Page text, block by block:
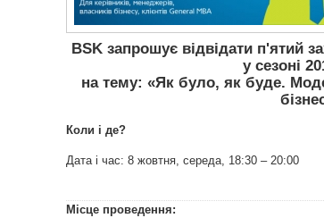
BSK запрошує відвідати п'ятий
у сезоні
на тему: «Як було, як буде.
Коли і де?
Дата і час: 8 жовтня, середа, 18:30 – 20:00
Місце проведення: